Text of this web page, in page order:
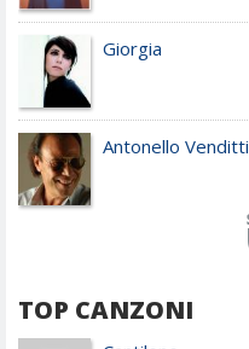
Giorgia
Antonello Venditti
Achille Lauro
TOP CANZONI